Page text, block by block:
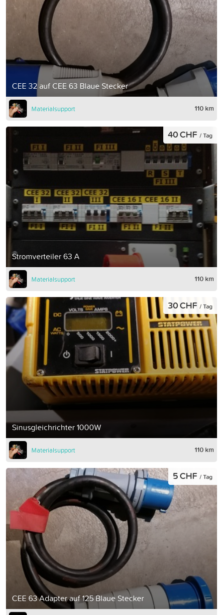
CEE 32 auf CEE 63 Blaue Stecker
Materialsupport 110 km
Stromverteiler 63 A
40 CHF / Tag
Materialsupport 110 km
Sinusgleichrichter 1000W
30 CHF / Tag
Materialsupport 110 km
CEE 63 Adapter auf 125 Blaue Stecker
5 CHF / Tag